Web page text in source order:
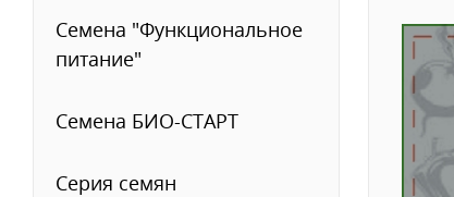
Семена "Функциональное
питание"
Семена БИО-СТАРТ
Серия семян